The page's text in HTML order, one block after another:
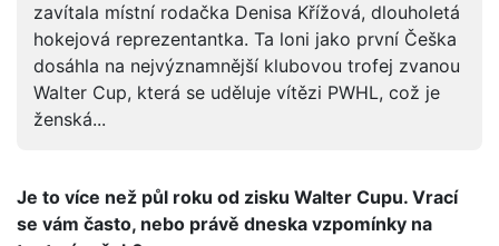
zavítala místní rodačka Denisa Křížová, dlouholetá
hokejová reprezentantka. Ta loni jako první Češka
dosáhla na nejvýznamnější klubovou trofej zvanou
Walter Cup, která se uděluje vítězi PWHL, což je
ženská...
Je to více než půl roku od zisku Walter Cupu. Vrací
se vám často, nebo právě dneska vzpomínky na